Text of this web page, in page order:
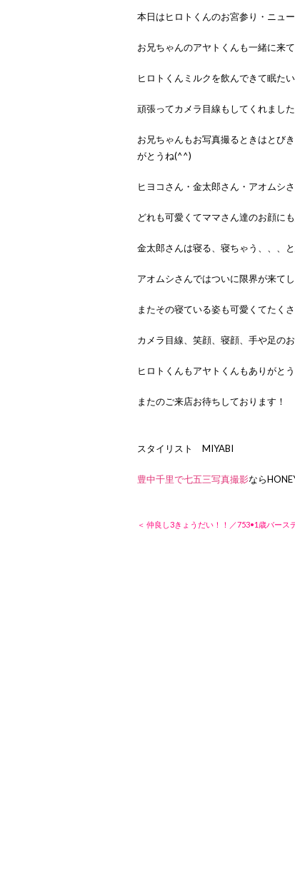
本日はヒロトくんのお宮参り・ニュ
お兄ちゃんのアヤトくんも一緒に来
ヒロトくんミルクを飲んできて眠た
頑張ってカメラ目線もしてくれました
お兄ちゃんもお写真撮るときはとび
がとうね(^^)
ヒヨコさん・金太郎さん・アオムシ
どれも可愛くてママさん達のお顔に
金太郎さんは寝る、寝ちゃう、、、
アオムシさんではついに限界が来て
またその寝ている姿も可愛くてたく
カメラ目線、笑顔、寝顔、手や足の
ヒロトくんもアヤトくんもありがと
またのご来店お待ちしております！
スタイリスト MIYABI
豊中千里で七五三写真撮影なら
＜ 仲良し3きょうだい！！／753•1歳バース